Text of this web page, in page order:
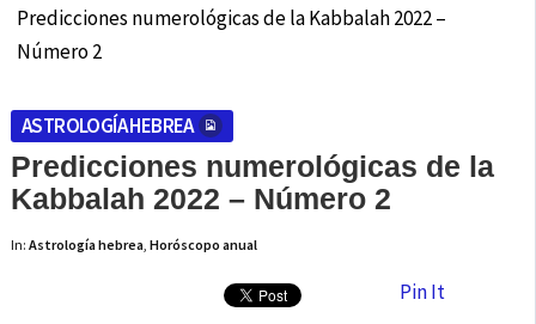
Predicciones numerológicas de la Kabbalah 2022 –
Número 2
ASTROLOGÍA HEBREA
Predicciones numerológicas de la
Kabbalah 2022 – Número 2
In: Astrología hebrea, Horóscopo anual
Pin It